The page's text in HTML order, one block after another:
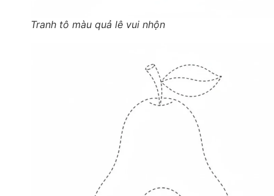
Tranh tô màu quả lê vui nhộn